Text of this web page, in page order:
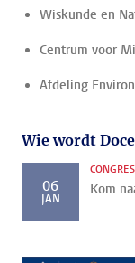
Wiskunde en
Centrum voor
Afdeling
Wie wordt
06
JAN
Kom